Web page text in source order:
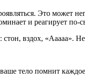
Это может
и реагирует по-
вздох, «Ааааа».
тело помнит каждое